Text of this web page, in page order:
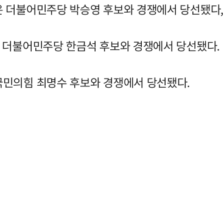
불어민주당 박승영 후보와 경쟁에서 당선됐다,
어민주당 한금석 후보와 경쟁에서 당선됐다.
의힘 최명수 후보와 경쟁에서 당선됐다.